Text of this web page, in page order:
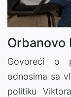
Orbanovo
Govoreći o
odnosima sa
politiku